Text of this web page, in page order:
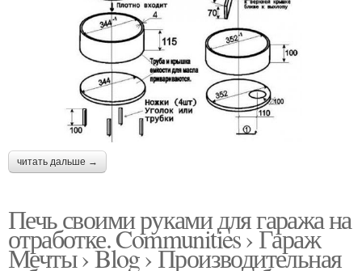
читать дальше →
Печь своими руками для гаража на
отработке. Communities › Гараж
Мечты › Blog › Производительная